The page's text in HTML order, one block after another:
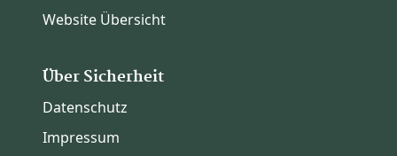
Website Übersicht
Über Sicherheit
Datenschutz
Impressum